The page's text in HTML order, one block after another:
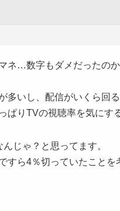
ネ…数字もダメだったの
多いし、配信がいくら回
ぱりTVの視聴率を気に
じゃ？と思ってます。
すら4％切っていたこと